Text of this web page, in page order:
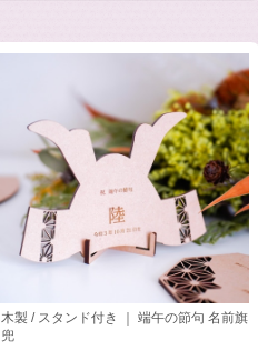
木製 / スタンド付き ｜ 端午の節句 名前旗
兜